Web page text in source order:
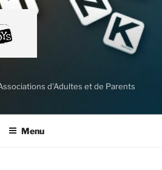
d'Adultes et de Parents
Menu